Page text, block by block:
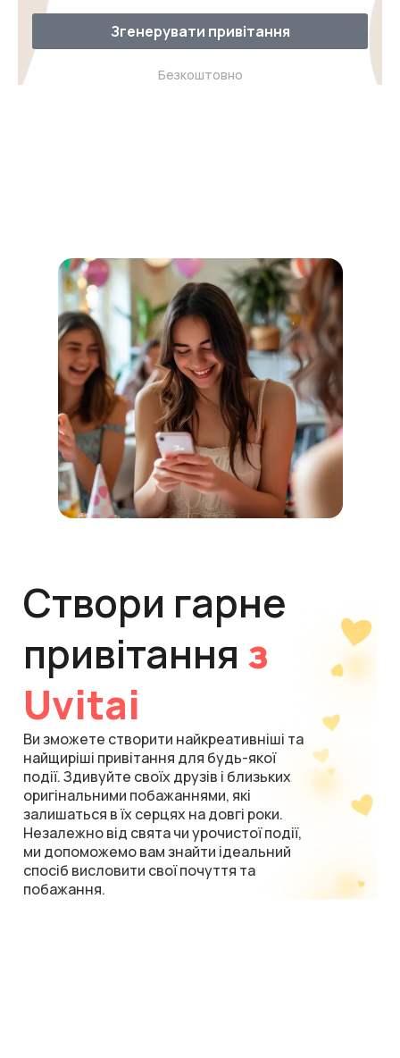
Згенерувати привітання
Безкоштовно
Створи гарне
привітання з
Uvitai
Ви зможете створити найкреативніші та
найщиріші привітання для будь-якої
події. Здивуйте своїх друзів і близьких
оригінальними побажаннями, які
залишаться в їх серцях на довгі роки.
Незалежно від свята чи урочистої події,
ми допоможемо вам знайти ідеальний
спосіб висловити свої почуття та
побажання.